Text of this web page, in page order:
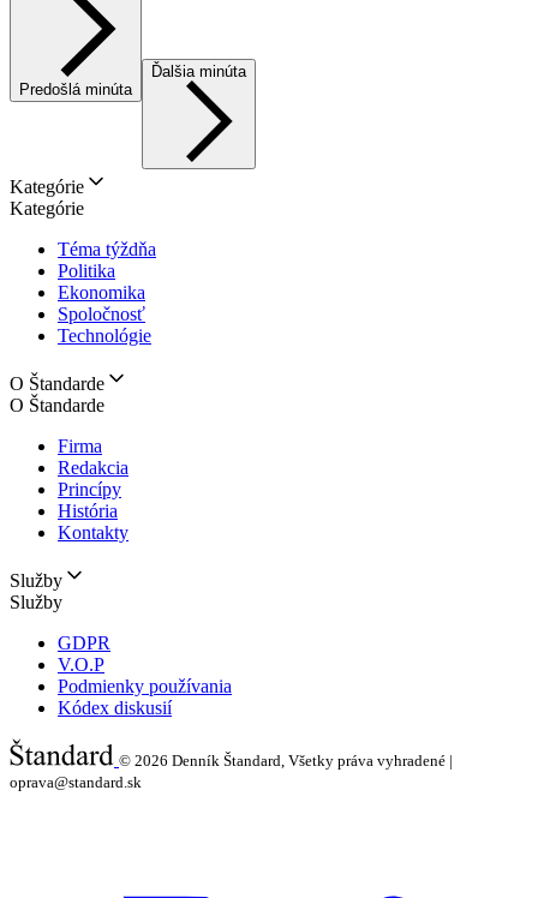
Predošlá minúta
Ďalšia minúta
Kategórie
Kategórie
Téma týždňa
Politika
Ekonomika
Spoločnosť
Technológie
O Štandarde
O Štandarde
Firma
Redakcia
Princípy
História
Kontakty
Služby
Služby
GDPR
V.O.P
Podmienky používania
Kódex diskusií
© 2026 Denník Štandard, Všetky práva vyhradené |
oprava@standard.sk